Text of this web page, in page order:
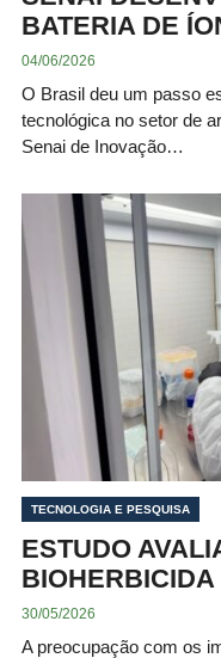
BATERIA DE
04/06/2026
O Brasil deu um passo
tecnológica no setor de
Senai de Inovação…
TECNOLOGIA E PESQUISA
ESTUDO
30/05/2026
A preocupação com os